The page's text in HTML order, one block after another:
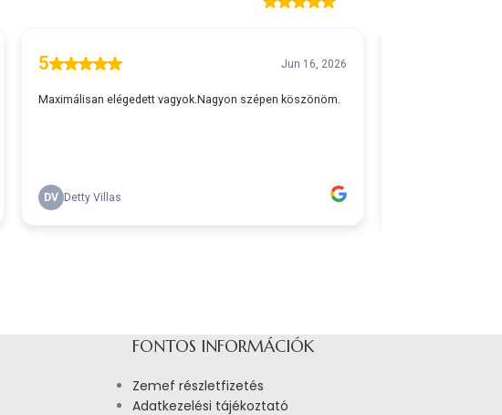
FONTOS INFORMÁCIÓK
Zemef részletfizetés
Adatkezelési tájékoztató